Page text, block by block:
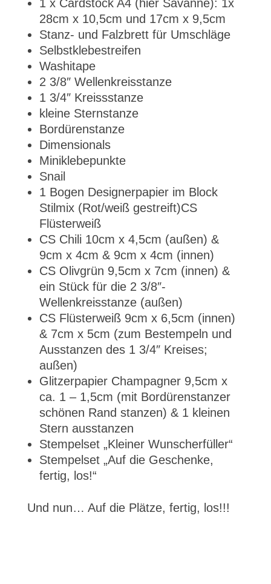
1 x Cardstock A4 (hier Savanne): 1x
28cm x 10,5cm und 17cm x 9,5cm
Stanz- und Falzbrett für Umschläge
Selbstklebestreifen
Washitape
2 3/8″ Wellenkreisstanze
1 3/4″ Kreissstanze
kleine Sternstanze
Bordürenstanze
Dimensionals
Miniklebepunkte
Snail
1 Bogen Designerpapier im Block
Stilmix (Rot/weiß gestreift)CS
Flüsterweiß
CS Chili 10cm x 4,5cm (außen) &
9cm x 4cm & 9cm x 4cm (innen)
CS Olivgrün 9,5cm x 7cm (innen) &
ein Stück für die 2 3/8″-
Wellenkreisstanze (außen)
CS Flüsterweiß 9cm x 6,5cm (innen)
& 7cm x 5cm (zum Bestempeln und
Ausstanzen des 1 3/4″ Kreises;
außen)
Glitzerpapier Champagner 9,5cm x
ca. 1 – 1,5cm (mit Bordürenstanzer
schönen Rand stanzen) & 1 kleinen
Stern ausstanzen
Stempelset „Kleiner Wunscherfüller“
Stempelset „Auf die Geschenke,
fertig, los!“
Und nun… Auf die Plätze, fertig, los!!!